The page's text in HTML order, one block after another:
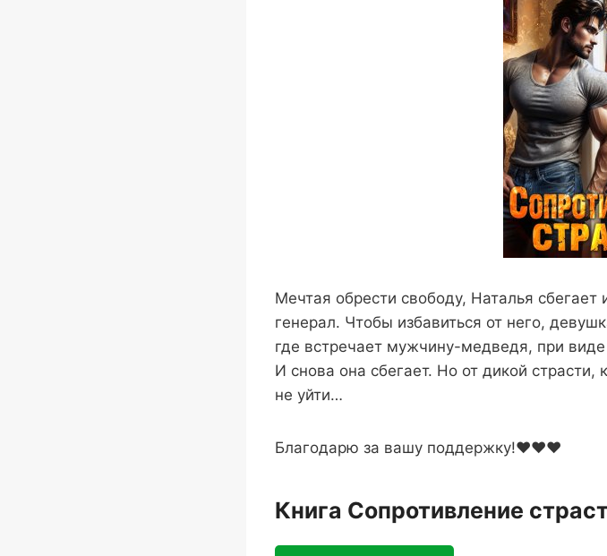
Мечтая обрести свободу, Наталья
генерал. Чтобы избавиться от него,
где встречает мужчину-медведя, при
И снова она сбегает. Но от дикой
не уйти…
Благодарю за вашу поддержку!❤️❤️❤️
Книга Сопротивление